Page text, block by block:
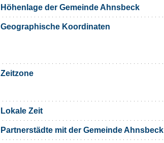
Höhenlage der Gemeinde Ahnsbeck
Geographische Koordinaten
Zeitzone
Lokale Zeit
Partnerstädte mit der Gemeinde Ahnsbeck